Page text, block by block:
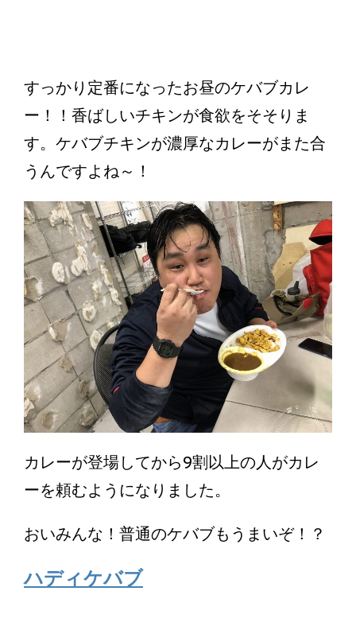
すっかり定番になったお昼のケバブカレ
ー！！香ばしいチキンが食欲をそそりま
す。ケバブチキンが濃厚なカレーがまた合
うんですよね～！
カレーが登場してから9割以上の人がカレ
ーを頼むようになりました。
おいみんな！普通のケバブもうまいぞ！？
ハディケバブ